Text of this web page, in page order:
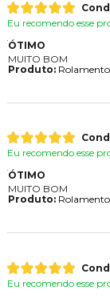
Eu recomendo esse
ÓTIMO
MUITO BOM
Produto:Rolamento
Eu recomendo esse
ÓTIMO
MUITO BOM
Produto:Rolamento
Eu recomendo esse